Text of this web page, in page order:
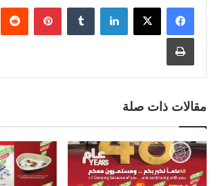
لينكدإن بينتيريست
طباعة
مقالات ذات صلة